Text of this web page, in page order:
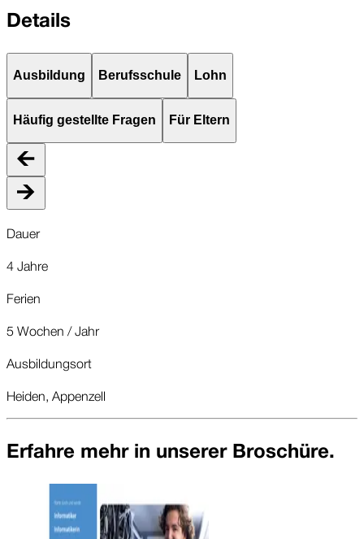
Details
Ausbildung Berufsschule Lohn
Häufig gestellte Fragen Für Eltern
Dauer
4 Jahre
Ferien
5 Wochen / Jahr
Ausbildungsort
Heiden, Appenzell
Erfahre mehr in unserer Broschüre.